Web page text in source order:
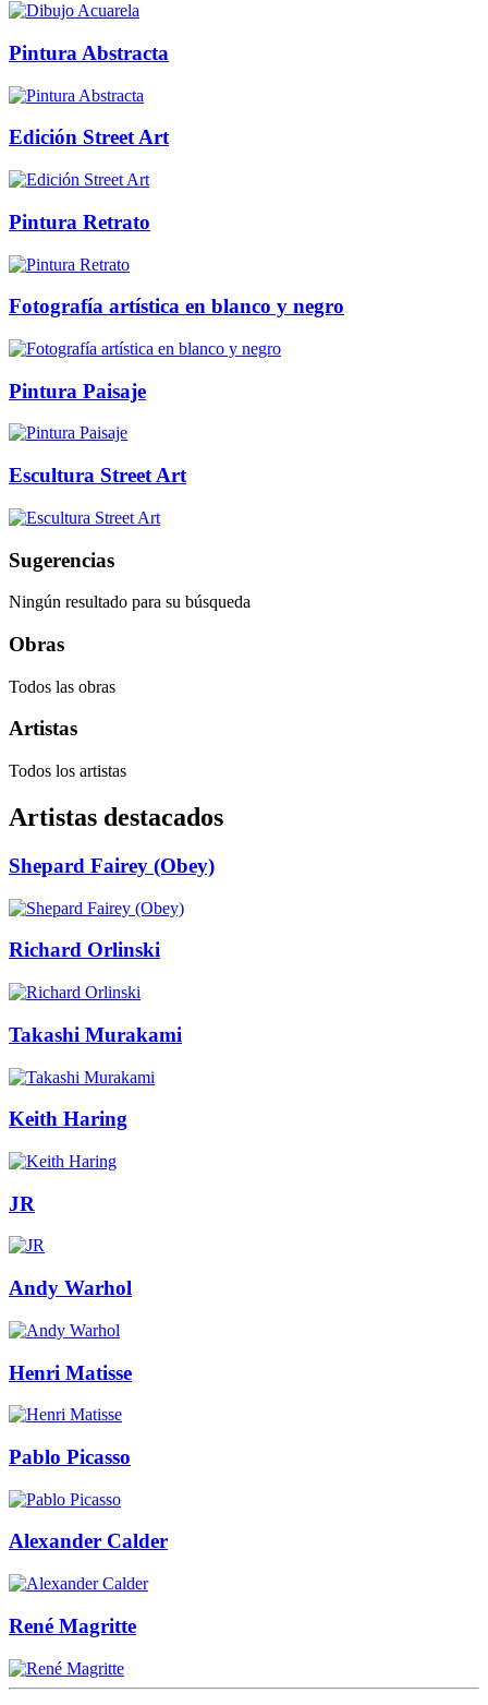
Pintura Abstracta
Edición Street Art
Pintura Retrato
Fotografía artística en blanco y negro
Pintura Paisaje
Escultura Street Art
Sugerencias
Ningún resultado para su búsqueda
Obras
Todos las obras
Artistas
Todos los artistas
Artistas destacados
Shepard Fairey (Obey)
Richard Orlinski
Takashi Murakami
Keith Haring
JR
Andy Warhol
Henri Matisse
Pablo Picasso
Alexander Calder
René Magritte